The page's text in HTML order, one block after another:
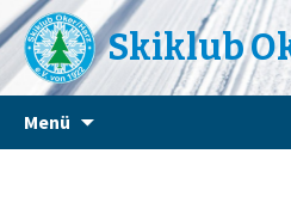
Skiklub
Menü